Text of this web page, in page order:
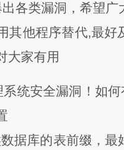
各类漏洞，希望广
其他程序替代,最好
大家有用
统安全漏洞！如
据库的表前缀，最